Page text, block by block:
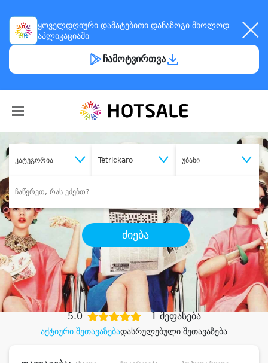
ყოველდღიური დამატებითი დანაზოგი მხოლოდ
აპლიკაციაში
ჩამოტვირთვა
კატეგორია Tetrickaro უბანი
ძიება
შეიძინესასურველი მომსახურება
დიდი დანაზოგით
აქტიური შეთავაზებადასრულებული შეთავაზება
5.0 1 შეფასება